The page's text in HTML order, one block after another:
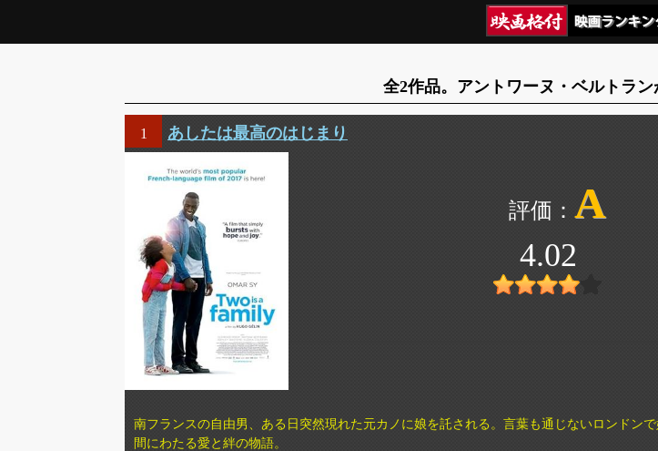
全2作品。アントワーヌ・ベルトラ
1 あしたは最高のはじまり
A
4.02
南フランスの自由男、ある日突然現れた元カノに娘を託される。言葉も通じないロンドン
間にわたる愛と絆の物語。